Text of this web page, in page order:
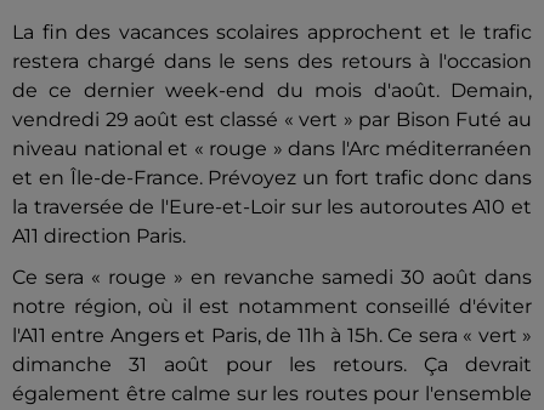
La fin des vacances scolaires approchent et le trafic
restera chargé dans le sens des retours à l'occasion
de ce dernier week-end du mois d'août. Demain,
vendredi 29 août est classé « vert » par Bison Futé au
niveau national et « rouge » dans l'Arc méditerranéen
et en Île-de-France. Prévoyez un fort trafic donc dans
la traversée de l'Eure-et-Loir sur les autoroutes A10 et
A11 direction Paris.
Ce sera « rouge » en revanche samedi 30 août dans
notre région, où il est notamment conseillé d'éviter
l'A11 entre Angers et Paris, de 11h à 15h. Ce sera « vert »
dimanche 31 août pour les retours. Ça devrait
également être calme sur les routes pour l'ensemble